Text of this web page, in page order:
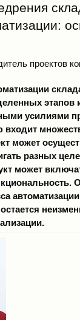
проектов
этапов
усилиями
входит
может
разных
может